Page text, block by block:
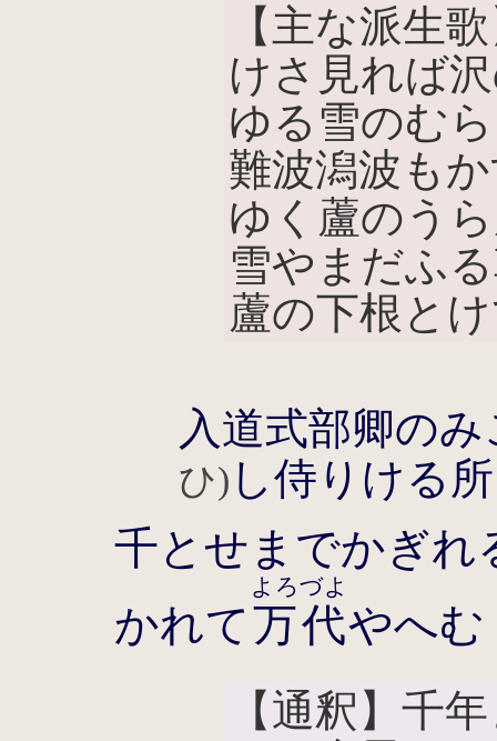
【主な派生
けさ見れば
ゆる雪のむ
難波潟波も
ゆく蘆のう
雪やまだふ
蘆の下根と
入道式部卿の
ひ) し侍りける
千とせまでかぎれ
かれて万代
よろづよ
やへむ
【通釈】千